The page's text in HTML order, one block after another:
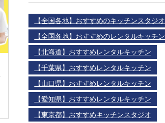
【全国各地】おすすめのキッチンスタジオ
【全国各地】おすすめのレンタルキッチン
【北海道】おすすめレンタルキッチン
【千葉県】おすすめレンタルキッチン
【山口県】おすすめレンタルキッチン
【愛知県】おすすめレンタルキッチン
【東京都】おすすめキッチンスタジオ